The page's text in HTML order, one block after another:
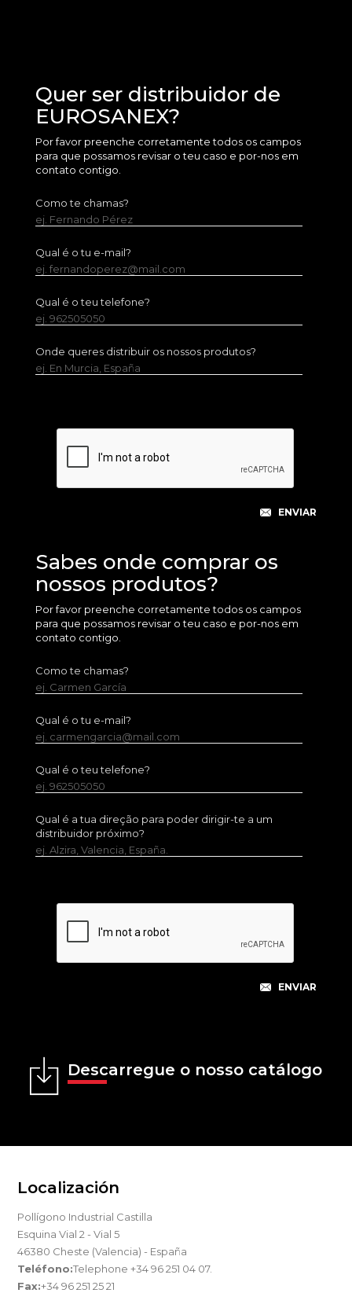
Quer ser distribuidor de
EUROSANEX?
Por favor preenche corretamente todos os campos
para que possamos revisar o teu caso e por-nos em
contato contigo.
Como te chamas?
ej. Fernando Pérez
Qual é o tu e-mail?
ej. fernandoperez@mail.com
Qual é o teu telefone?
ej. 962505050
Onde queres distribuir os nossos produtos?
ej. En Murcia, España
Sabes onde comprar os
nossos produtos?
Por favor preenche corretamente todos os campos
para que possamos revisar o teu caso e por-nos em
contato contigo.
Como te chamas?
ej. Carmen García
Qual é o tu e-mail?
ej. carmengarcia@mail.com
Qual é o teu telefone?
ej. 962505050
Qual é a tua direção para poder dirigir-te a um
distribuidor próximo?
ej. Alzira, Valencia, España.
Descarregue o nosso catálogo
Localización
Pollígono Industrial Castilla
Esquina Vial 2 - Vial 5
46380 Cheste (Valencia) - España
Teléfono:Telephone +34 96 251 04 07.
Fax:+34 96 251 25 21